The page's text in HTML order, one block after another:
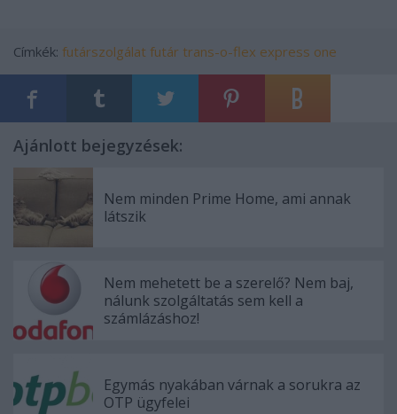
Címkék: futárszolgálat futár trans-o-flex express one
Ajánlott bejegyzések:
Nem minden Prime Home, ami annak
látszik
Nem mehetett be a szerelő? Nem baj,
nálunk szolgáltatás sem kell a
számlázáshoz!
Egymás nyakában várnak a sorukra az
OTP ügyfelei